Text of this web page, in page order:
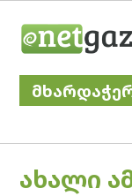
POSTED
ᲐᲮᲐᲚᲘ